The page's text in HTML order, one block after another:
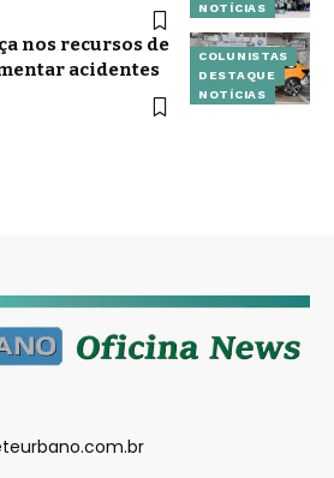
NOTÍCIAS
COLUNISTAS
DESTAQUE
NOTÍCIAS
nos recursos de
acidentes